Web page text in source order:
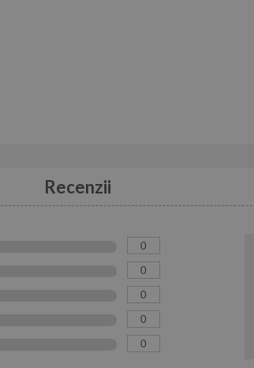
Recenzii
0
0
0
0
0